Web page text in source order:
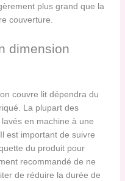
plus grand que la
couverture.
dimension
couvre lit dépendra du
La plupart des
en machine à une
est important de suivre
du produit pour
recommandé de ne
de réduire la durée de